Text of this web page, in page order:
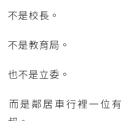
​不是校長。
​不是教育局。
也不是立委。
而是鄰居車行裡一位